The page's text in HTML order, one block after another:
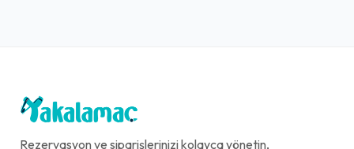
Rezervasyon ve siparişlerinizi kolayca yönetin,